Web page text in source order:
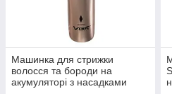
Машинка для стрижки
волосся та бороди на
акумуляторі з насадками